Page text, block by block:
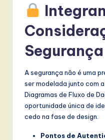
Segurança
A segurança não é uma
ser modelada junto com
Diagramas de Fluxo de
oportunidade única de
cedo na fase de design.
Pontos de